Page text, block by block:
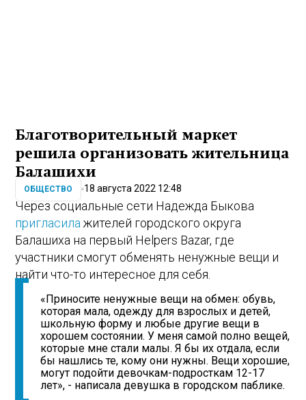
Благотворительный маркет
решила организовать жительница
Балашихи
ОБЩЕСТВО 18 августа 2022 12:48
Через социальные сети Надежда Быкова
пригласила жителей городского округа
Балашиха на первый Helpers Bazar, где
участники смогут обменять ненужные вещи и
найти что-то интересное для себя.
«Приносите ненужные вещи на обмен: обувь,
которая мала, одежду для взрослых и детей,
школьную форму и любые другие вещи в
хорошем состоянии. У меня самой полно вещей,
которые мне стали малы. Я бы их отдала, если
бы нашлись те, кому они нужны. Вещи хорошие,
могут подойти девочкам-подросткам 12-17
лет», - написала девушка в городском паблике.